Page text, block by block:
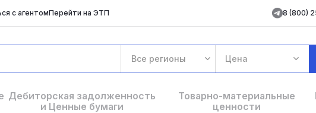
с агентомПерейти на ЭТП 8 (800)
Все регионы Цена
Дебиторская задолженность
и Ценные бумаги
Товарно-материальные
ценности